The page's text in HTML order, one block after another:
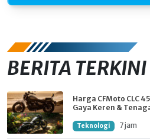
BERITA TERKINI
Harga CFMoto CLC
Gaya Keren &
Teknologi 7 jam